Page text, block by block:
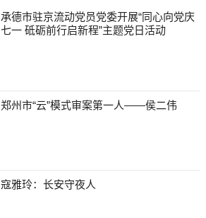
承德市驻京流动党员党委开展“同心向党庆
七一 砥砺前行启新程”主题党日活动
郑州市“云”模式审案第一人——侯二伟
寇雅玲：长安守夜人